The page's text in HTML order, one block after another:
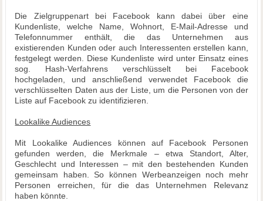
Die Zielgruppenart bei Facebook kann dabei über eine
Kundenliste, welche Name, Wohnort, E-Mail-Adresse und
Telefonnummer enthält, die das Unternehmen aus
existierenden Kunden oder auch Interessenten erstellen kann,
festgelegt werden. Diese Kundenliste wird unter Einsatz eines
sog. Hash-Verfahrens verschlüsselt bei Facebook
hochgeladen, und anschließend verwendet Facebook die
verschlüsselten Daten aus der Liste, um die Personen von der
Liste auf Facebook zu identifizieren.
Lookalike Audiences
Mit Lookalike Audiences können auf Facebook Personen
gefunden werden, die Merkmale – etwa Standort, Alter,
Geschlecht und Interessen – mit den bestehenden Kunden
gemeinsam haben. So können Werbeanzeigen noch mehr
Personen erreichen, für die das Unternehmen Relevanz
haben könnte.